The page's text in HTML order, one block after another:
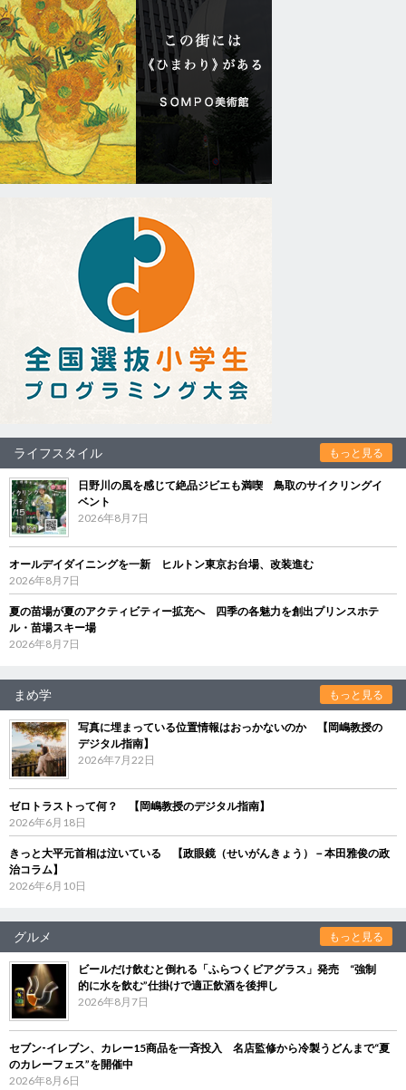
ライフスタイル もっと見る
日野川の風を感じて絶品ジビエも満喫 鳥取のサイクリングイ
ベント
2026年8月7日
オールデイダイニングを一新 ヒルトン東京お台場、改装進む
2026年8月7日
夏の苗場が夏のアクティビティー拡充へ 四季の各魅力を創出プリンスホテ
ル・苗場スキー場
2026年8月7日
まめ学 もっと見る
写真に埋まっている位置情報はおっかないのか 【岡嶋教授の
デジタル指南】
2026年7月22日
ゼロトラストって何？ 【岡嶋教授のデジタル指南】
2026年6月18日
きっと大平元首相は泣いている 【政眼鏡（せいがんきょう）－本田雅俊の政
治コラム】
2026年6月10日
グルメ もっと見る
ビールだけ飲むと倒れる「ふらつくビアグラス」発売 “強制
的に水を飲む”仕掛けで適正飲酒を後押し
2026年8月7日
セブン‐イレブン、カレー15商品を一斉投入 名店監修から冷製うどんまで“夏
のカレーフェス”を開催中
2026年8月6日